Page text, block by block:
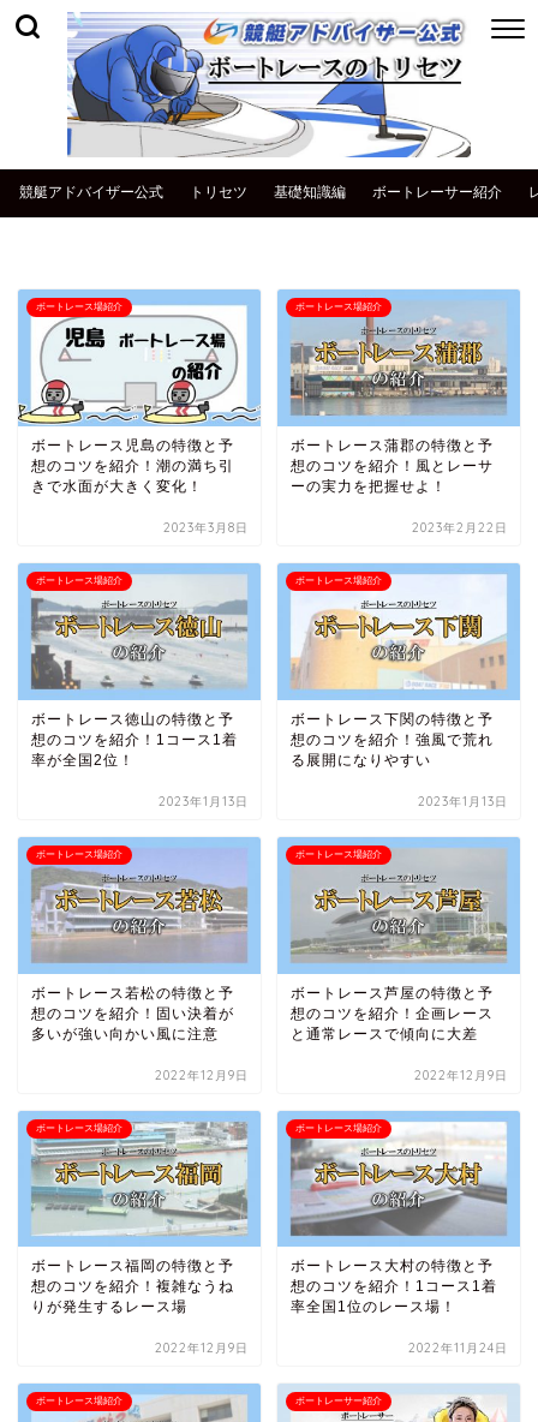
競艇アドバイザー公式 トリセツ 基礎知識編 ボートレーサー紹介
ボートレース場紹介
ボートレース児島の特徴と予
想のコツを紹介！潮の満ち引
きで水面が大きく変化！
2023年3月8日
ボートレース場紹介
ボートレース蒲郡の特徴と予
想のコツを紹介！風とレーサ
ーの実力を把握せよ！
2023年2月22日
ボートレース場紹介
ボートレース徳山の特徴と予
想のコツを紹介！1コース1着
率が全国2位！
2023年1月13日
ボートレース場紹介
ボートレース下関の特徴と予
想のコツを紹介！強風で荒れ
る展開になりやすい
2023年1月13日
ボートレース場紹介
ボートレース若松の特徴と予
想のコツを紹介！固い決着が
多いが強い向かい風に注意
2022年12月9日
ボートレース場紹介
ボートレース芦屋の特徴と予
想のコツを紹介！企画レース
と通常レースで傾向に大差
2022年12月9日
ボートレース場紹介
ボートレース福岡の特徴と予
想のコツを紹介！複雑なうね
りが発生するレース場
2022年12月9日
ボートレース場紹介
ボートレース大村の特徴と予
想のコツを紹介！1コース1着
率全国1位のレース場！
2022年11月24日
ボートレース場紹介 ボートレーサー紹介